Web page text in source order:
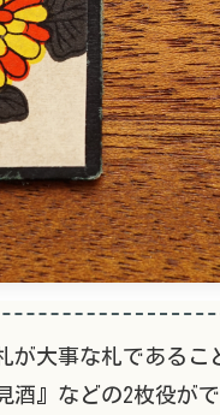
が大事な札であるこ
酒』などの2枚役がで